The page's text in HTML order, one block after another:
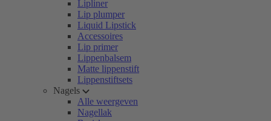
Lipliner
Lip plumper
Liquid Lipstick
Accessoires
Lip primer
Lippenbalsem
Matte lippenstift
Lippenstiftsets
Nagels
Alle weergeven
Nagellak